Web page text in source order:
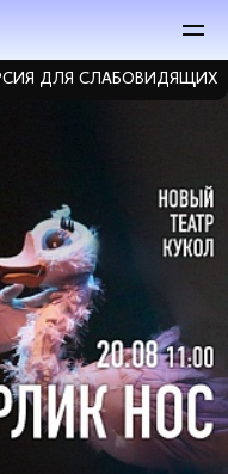
ДЛЯ СЛАБОВИДЯЩИХ